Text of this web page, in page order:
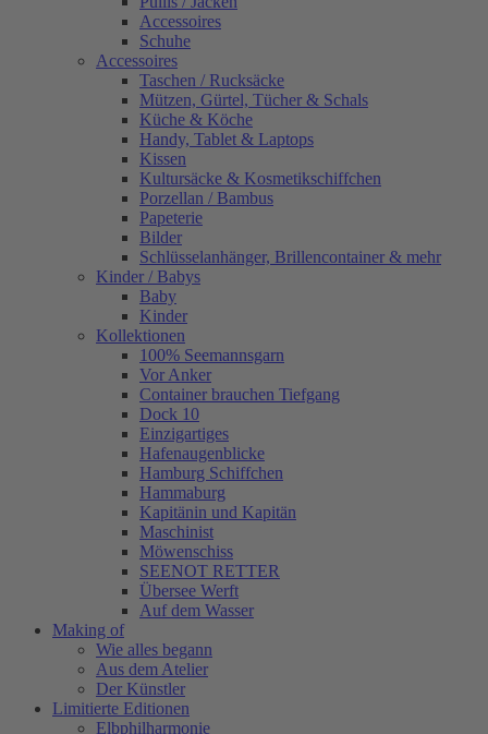
Accessoires
Schuhe
Accessoires
Taschen / Rucksäcke
Mützen, Gürtel, Tücher & Schals
Küche & Köche
Handy, Tablet & Laptops
Kissen
Kultursäcke & Kosmetikschiffchen
Porzellan / Bambus
Papeterie
Bilder
Schlüsselanhänger, Brillencontainer & mehr
Kinder / Babys
Baby
Kinder
Kollektionen
100% Seemannsgarn
Vor Anker
Container brauchen Tiefgang
Dock 10
Einzigartiges
Hafenaugen­blicke
Hamburg Schiffchen
Hammaburg
Kapitänin und Kapitän
Maschinist
Möwenschiss
SEENOT RETTER
Übersee Werft
Auf dem Wasser
Making of
Wie alles begann
Aus dem Atelier
Der Künstler
Limitierte Editionen
Elbphilharmonie